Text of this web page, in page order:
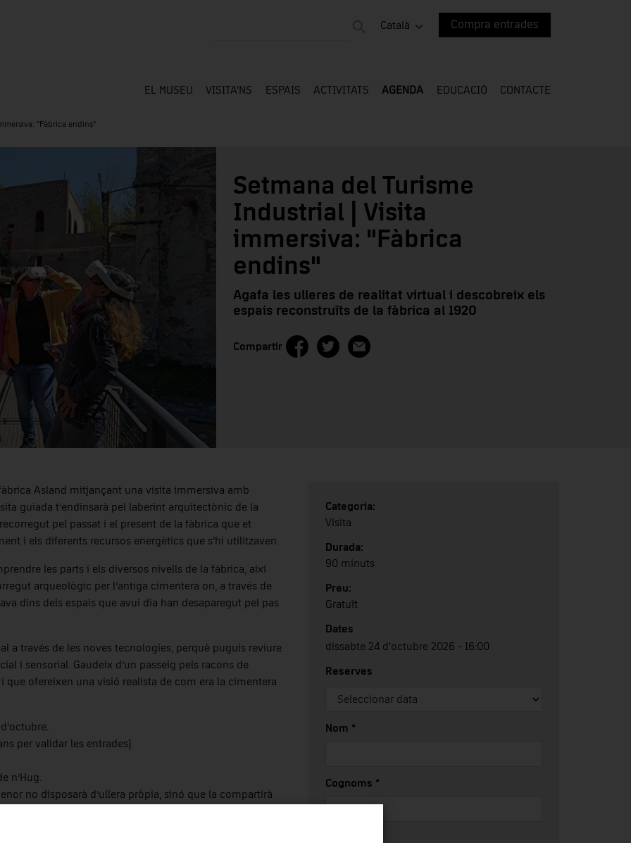
Català Compra entrades
EL MUSEU VISITA'NS ESPAIS ACTIVITATS AGENDA EDUCACIÓ CONTACTE
"Fàbrica endins"
Setmana del Turisme
Industrial | Visita
immersiva: "Fàbrica
endins"
Agafa les ulleres de realitat virtual i descobreix els
espais reconstruïts de la fàbrica al 1920
Compartir
Asland mitjançant una visita immersiva amb
guiada t’endinsarà pel laberint arquitectònic de la
pel passat i el present de la fàbrica que et
i els diferents recursos energètics que s’hi utilitzaven.
les parts i els diversos nivells de la fàbrica, així
arqueològic per l’antiga cimentera on, a través de
dins dels espais que avui dia han desaparegut pel pas
a través de les noves tecnologies, perquè puguis reviure
i sensorial. Gaudeix d’un passeig pels racons de
que ofereixen una visió realista de com era la cimentera
per validar les entrades)
n’Hug.
no disposarà d’ullera pròpia, sinó que la compartirà
Categoria:
Visita
Durada:
90 minuts
Preu:
Gratuït
Dates
dissabte 24 d'octubre 2026 - 16:00
Reserves
Nom *
Cognoms *